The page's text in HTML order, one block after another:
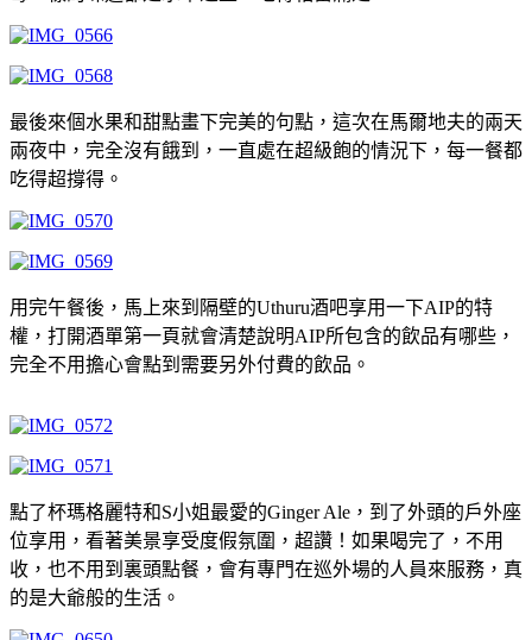
最後來個水果和甜點畫下完美的句點，這次在馬爾地夫的兩天
兩夜中，完全沒有餓到，一直處在超級飽的情況下，每一餐都
吃得超撐得。
用完午餐後，馬上來到隔壁的Uthuru酒吧享用一下AIP的特
權，打開酒單第一頁就會清楚說明AIP所包含的飲品有哪些，
完全不用擔心會點到需要另外付費的飲品。
點了杯瑪格麗特和S小姐最愛的Ginger Ale，到了外頭的戶外座
位享用，看著美景享受度假氛圍，超讚！如果喝完了，不用
收，也不用到裏頭點餐，會有專門在巡外場的人員來服務，真
的是大爺般的生活。